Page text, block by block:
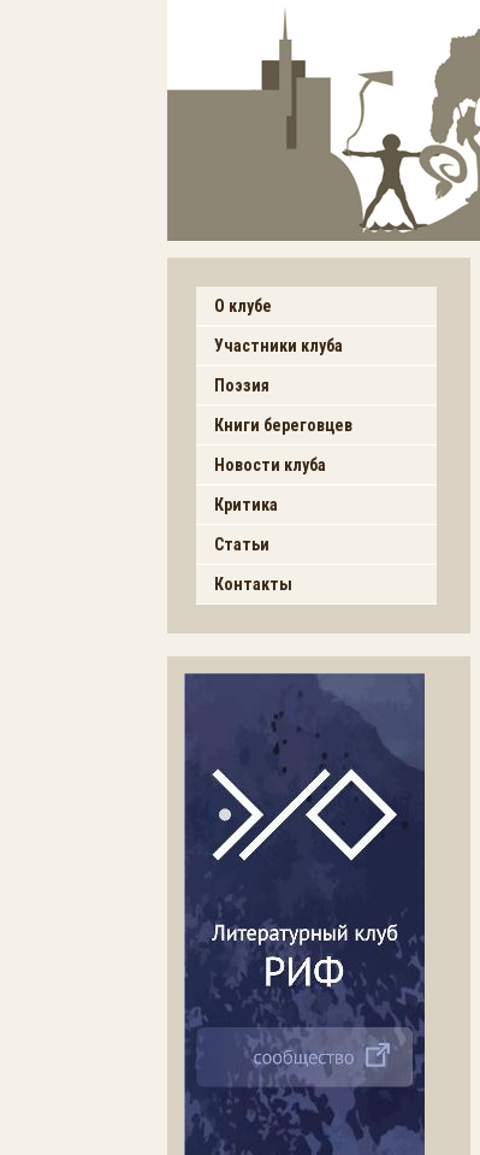
О клубе
Участники клуба
Поэзия
Книги береговцев
Новости клуба
Критика
Статьи
Контакты